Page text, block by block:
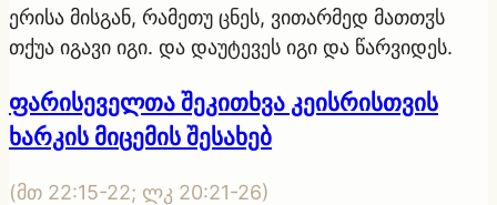
ერისა მისგან, რამეთუ ცნეს, ვითარმედ მათთჳს
თქუა იგავი იგი. და დაუტევეს იგი და წარვიდეს.
ფარისეველთა შეკითხვა კეისრისთვის
ხარკის მიცემის შესახებ
(მთ 22:15-22; ლკ 20:21-26)